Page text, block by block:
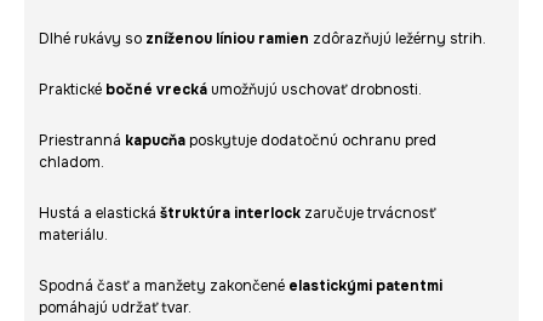
Dlhé rukávy so zníženou líniou ramien zdôrazňujú ležérny strih.
Praktické bočné vrecká umožňujú uschovať drobnosti.
Priestranná kapucňa poskytuje dodatočnú ochranu pred
chladom.
Hustá a elastická štruktúra interlock zaručuje trvácnosť
materiálu.
Spodná časť a manžety zakončené elastickými patentmi
pomáhajú udržať tvar.